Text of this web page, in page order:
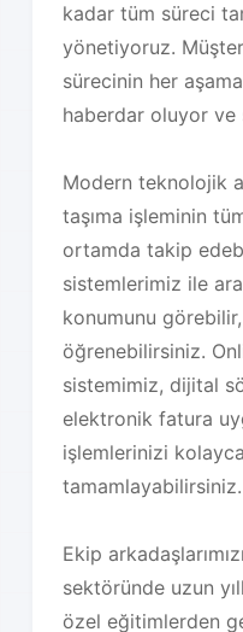
kadar tüm süreci
yönetiyoruz.
sürecinin her
haberdar oluyor
Modern teknolojik
taşıma işleminin
ortamda takip
sistemlerimiz ile
konumunu
öğrenebilirsiniz.
sistemimiz, dijital
elektronik fatura
işlemlerinizi
tamamlayabilirsiniz.
Ekip
sektöründe uzun
özel eğitimlerden